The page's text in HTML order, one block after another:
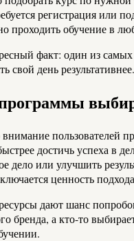
регистрация или
проходить обучение в
факт: один из
свой день результативнее.
внимание пользователей
достичь успеха в
дело или улучшить
ценность
дают шанс
бренда, а кто-то